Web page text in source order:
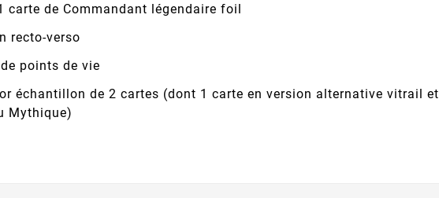
carte de Commandant légendaire foil
recto-verso
points de vie
échantillon de 2 cartes (dont 1 carte en version alternative vitrail et
Mythique)